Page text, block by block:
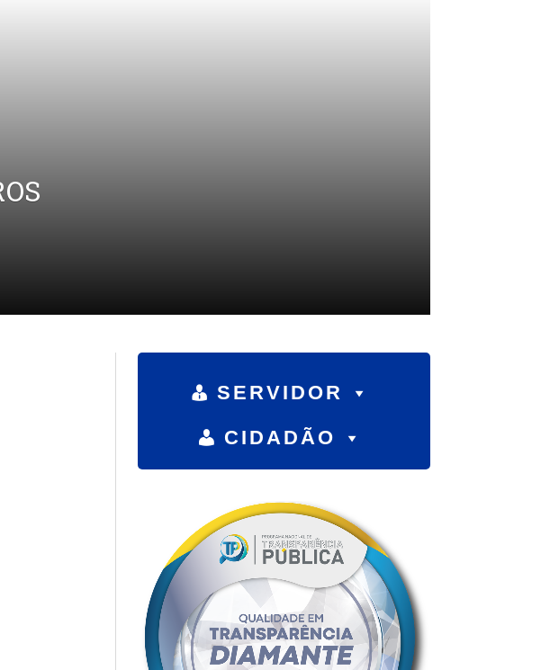
SERVIDOR
CIDADÃO